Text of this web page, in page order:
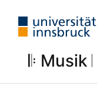
𝄆 Musik 𝄀